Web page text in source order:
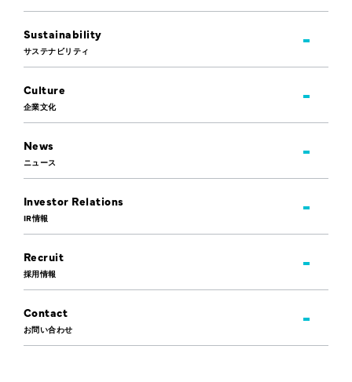
Sustainability
サステナビリティ
Culture
企業文化
News
ニュース
Investor Relations
IR情報
Recruit
採用情報
Contact
お問い合わせ